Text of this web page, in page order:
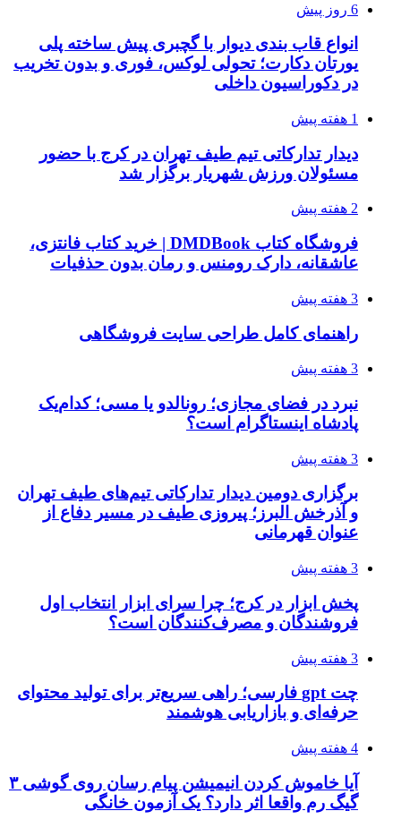
6 روز پیش
انواع قاب بندی دیوار با گچبری پیش ساخته پلی
یورتان دکارت؛ تحولی لوکس، فوری و بدون تخریب
در دکوراسیون داخلی
1 هفته پیش
دیدار تدارکاتی تیم طیف تهران در کرج با حضور
مسئولان ورزش شهریار برگزار شد
2 هفته پیش
فروشگاه کتاب DMDBook | خرید کتاب فانتزی،
عاشقانه، دارک رومنس و رمان بدون حذفیات
3 هفته پیش
راهنمای کامل طراحی سایت فروشگاهی
3 هفته پیش
نبرد در فضای مجازی؛ رونالدو یا مسی؛ کدام‌یک
پادشاه اینستاگرام است؟
3 هفته پیش
برگزاری دومین دیدار تدارکاتی تیم‌های طیف تهران
و آذرخش البرز؛ پیروزی طیف در مسیر دفاع از
عنوان قهرمانی
3 هفته پیش
پخش ابزار در کرج؛ چرا سرای ابزار انتخاب اول
فروشندگان و مصرف‌کنندگان است؟
3 هفته پیش
چت gpt فارسی؛ راهی سریع‌تر برای تولید محتوای
حرفه‌ای و بازاریابی هوشمند
4 هفته پیش
آیا خاموش کردن انیمیشن پیام رسان روی گوشی ۳
گیگ رم واقعا اثر دارد؟ یک آزمون خانگی